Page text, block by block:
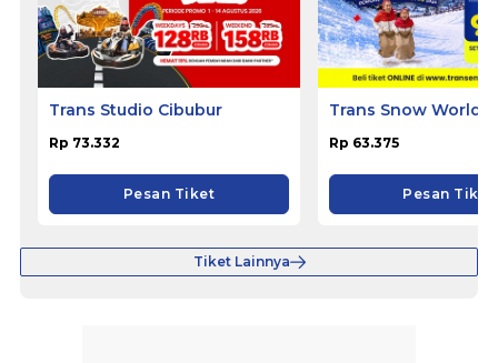
Trans Studio Cibubur
Rp 73.332
Pesan Tiket
Trans Snow World
Rp 63.375
Pesan Tiket
Tiket Lainnya